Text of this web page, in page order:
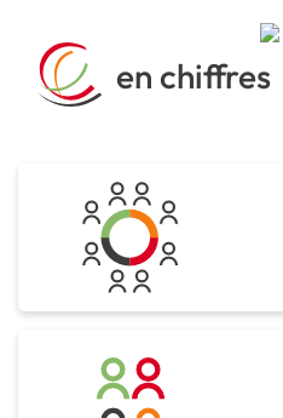
en chiffres